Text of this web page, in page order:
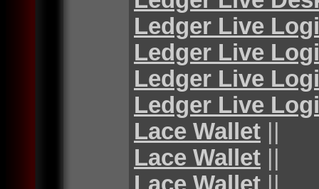
Ledger Live
Ledger Live
Ledger Live
Ledger Live
Lace Wallet ||
Lace Wallet ||
Lace Wallet ||